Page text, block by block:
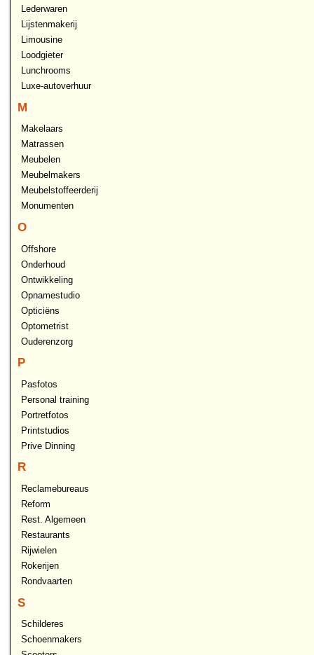
Lederwaren
Lijstenmakerij
Limousine
Loodgieter
Lunchrooms
Luxe-autoverhuur
M
Makelaars
Matrassen
Meubelen
Meubelmakers
Meubelstoffeerderij
Monumenten
O
Offshore
Onderhoud
Ontwikkeling
Opnamestudio
Opticiëns
Optometrist
Ouderenzorg
P
Pasfotos
Personal training
Portretfotos
Printstudios
Prive Dinning
R
Reclamebureaus
Reform
Rest. Algemeen
Restaurants
Rijwielen
Rokerijen
Rondvaarten
S
Schilderes
Schoenmakers